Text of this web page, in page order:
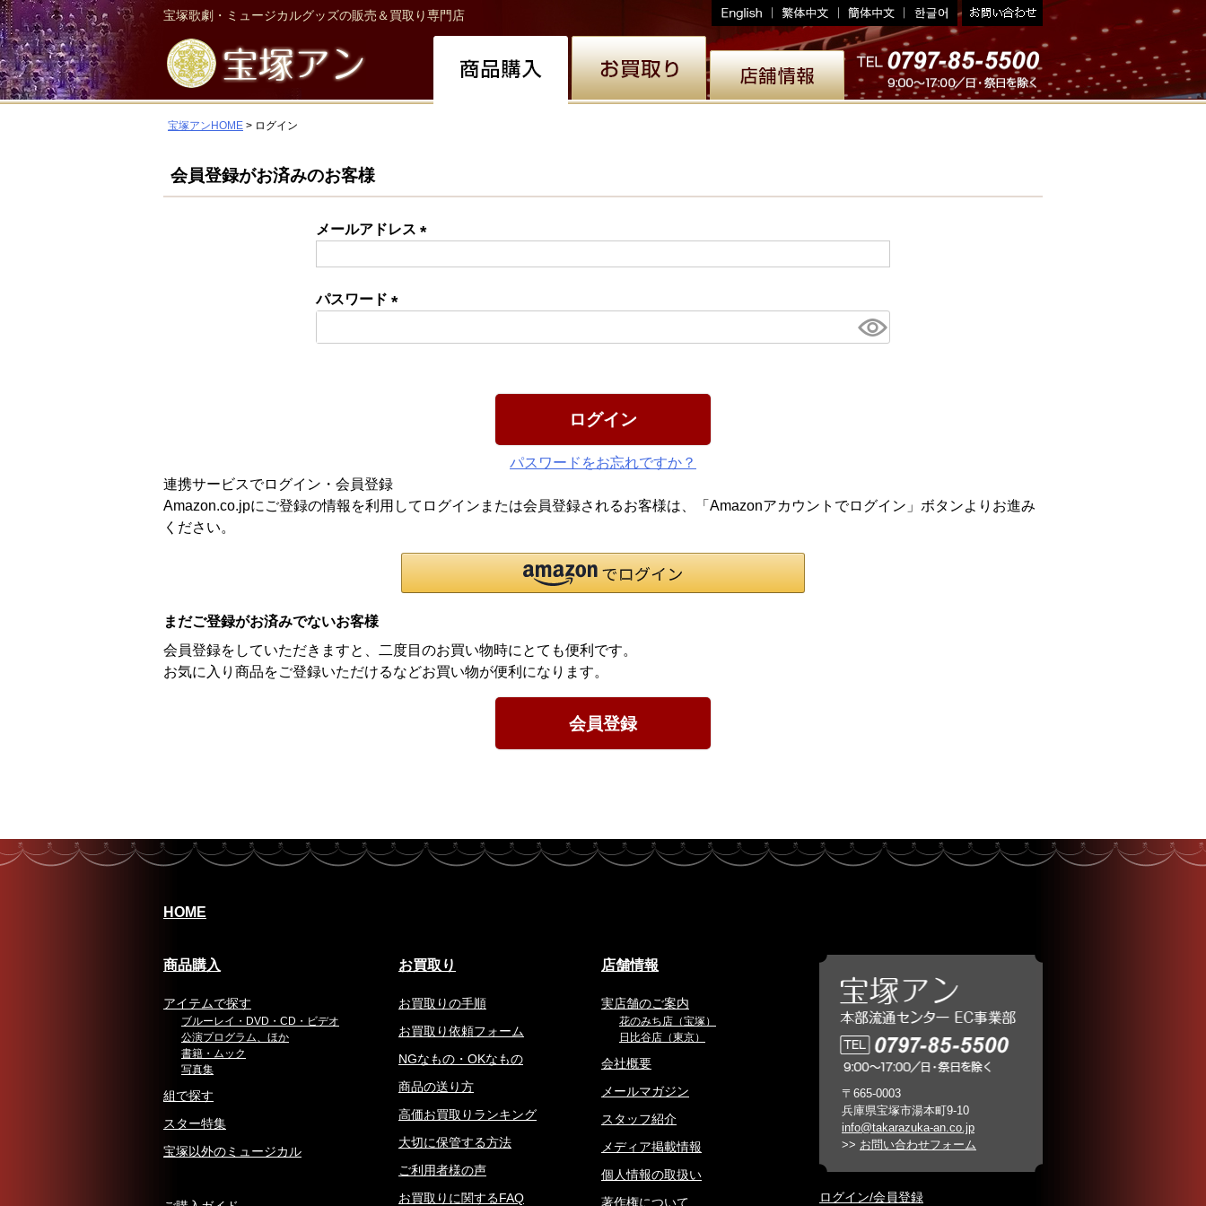
宝塚歌劇・ミュージカルグッズの販売＆買取り専門店
宝塚アンHOME ログイン
会員登録がお済みのお客様
メールアドレス
パスワード
須)
ログイン
パスワードをお忘れですか？
連携サービスでログイン・会員登録
Amazon.co.jpにご登録の情報を利用してログインまたは会員登録されるお客様は、「Amazonアカウントでログイン」ボタンよりお進み
ください。
まだご登録がお済みでないお客様
会員登録をしていただきますと、二度目のお買い物時にとても便利です。
お気に入り商品をご登録いただけるなどお買い物が便利になります。
会員登録
HOME
商品購入
アイテムで探す
ブルーレイ・DVD・CD・ビデオ
公演プログラム、ほか
書籍・ムック
写真集
組で探す
スター特集
宝塚以外のミュージカル
お買取り
お買取りの手順
お買取り依頼フォーム
NGなもの・OKなもの
商品の送り方
高価お買取りランキング
大切に保管する方法
ご利用者様の声
お買取りに関するFAQ
店舗情報
実店舗のご案内
花のみち店（宝塚）
日比谷店（東京）
会社概要
メールマガジン
スタッフ紹介
メディア掲載情報
個人情報の取扱い
著作権について
〒665-0003
兵庫県宝塚市湯本町9-10
info@takarazuka-an.co.jp
>> お問い合わせフォーム
ログイン/会員登録